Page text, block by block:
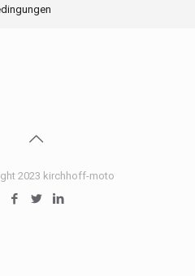
2023 kirchhoff-moto